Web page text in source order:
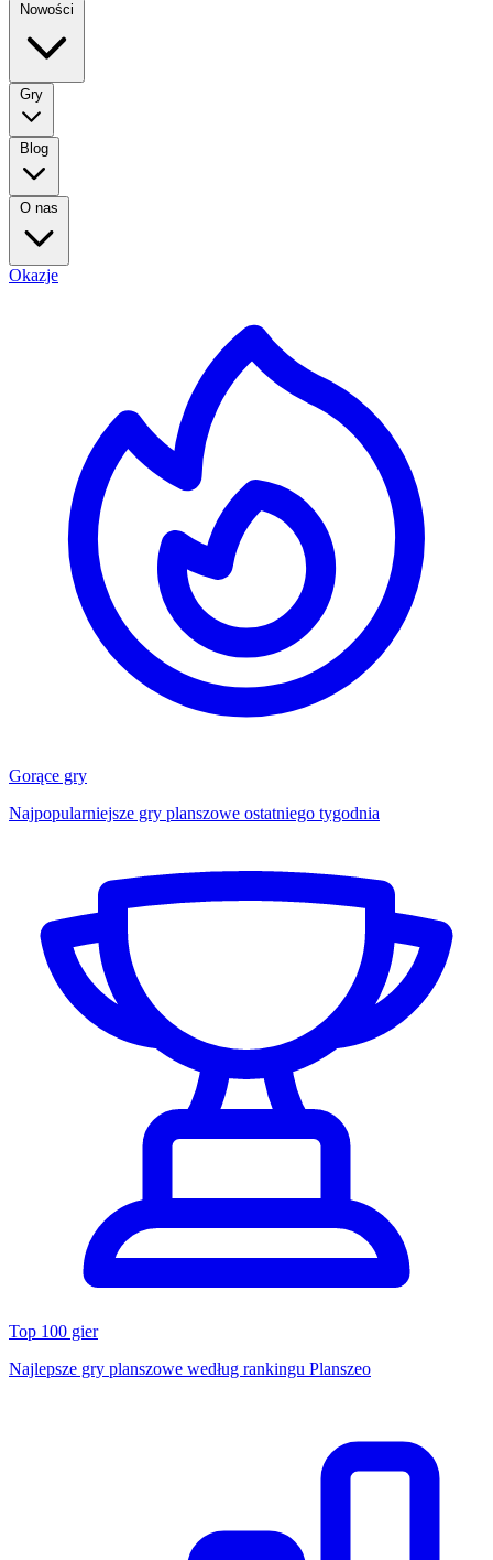
Nowości
Gry
Blog
O nas
Okazje
Gorące gry
Najpopularniejsze gry planszowe ostatniego tygodnia
Top 100 gier
Najlepsze gry planszowe według rankingu Planszeo